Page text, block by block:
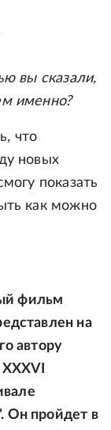
вы сказали,
именно?
что
новых
показать
как можно
фильм
на
автору
Он пройдет в